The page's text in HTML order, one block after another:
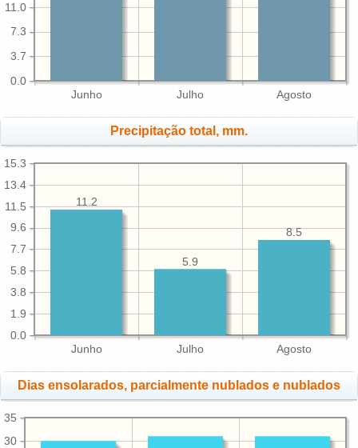
Junho Julho Agosto
0.0
3.7
7.3
11.0
Precipitação total, mm.
Junho Julho Agosto
0.0
1.9
3.8
5.8
7.7
9.6
11.5
13.4
15.3
8.5
5.9
11.2
Dias ensolarados, parcialmente nublados e nublados
30
35